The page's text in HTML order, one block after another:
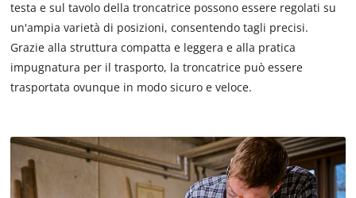
testa e sul tavolo della troncatrice possono essere regolati su
un'ampia varietà di posizioni, consentendo tagli precisi.
Grazie alla struttura compatta e leggera e alla pratica
impugnatura per il trasporto, la troncatrice può essere
trasportata ovunque in modo sicuro e veloce.